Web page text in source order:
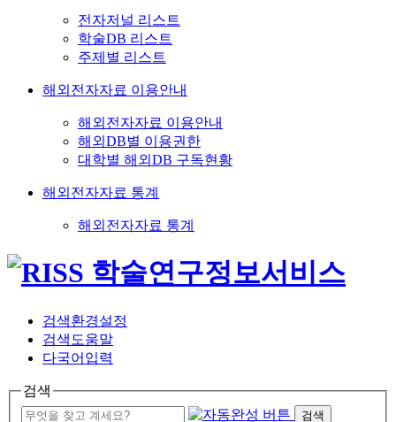
전자저널 리스트
학술DB 리스트
주제별 리스트
해외전자자료 이용안내
해외전자자료 이용안내
해외DB별 이용권한
대학별 해외DB 구독현황
해외전자자료 통계
해외전자자료 통계
검색환경설정
검색도움말
다국어입력
검색
검색